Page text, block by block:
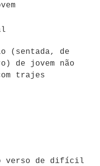
(sentada, de
de jovem não
trajes
verso de difícil